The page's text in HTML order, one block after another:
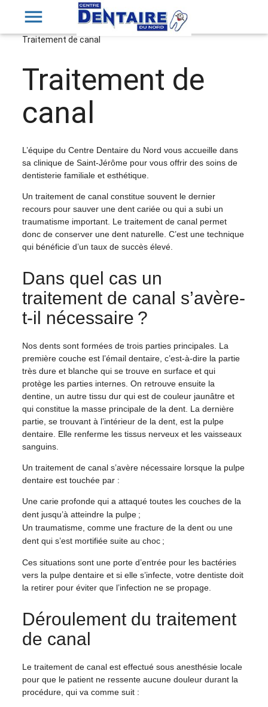
menu
Traitement de canal
Traitement de
canal
L’équipe du Centre Dentaire du Nord vous accueille dans
sa clinique de Saint-Jérôme pour vous offrir des soins de
dentisterie familiale et esthétique.
Un traitement de canal constitue souvent le dernier
recours pour sauver une dent cariée ou qui a subi un
traumatisme important. Le traitement de canal permet
donc de conserver une dent naturelle. C’est une technique
qui bénéficie d’un taux de succès élevé.
Dans quel cas un
traitement de canal s’avère-
t-il nécessaire ?
Nos dents sont formées de trois parties principales. La
première couche est l’émail dentaire, c’est-à-dire la partie
très dure et blanche qui se trouve en surface et qui
protège les parties internes. On retrouve ensuite la
dentine, un autre tissu dur qui est de couleur jaunâtre et
qui constitue la masse principale de la dent. La dernière
partie, se trouvant à l’intérieur de la dent, est la pulpe
dentaire. Elle renferme les tissus nerveux et les vaisseaux
sanguins.
Un traitement de canal s’avère nécessaire lorsque la pulpe
dentaire est touchée par :
Une carie profonde qui a attaqué toutes les couches de la
dent jusqu’à atteindre la pulpe ;
Un traumatisme, comme une fracture de la dent ou une
dent qui s’est mortifiée suite au choc ;
Ces situations sont une porte d’entrée pour les bactéries
vers la pulpe dentaire et si elle s’infecte, votre dentiste doit
la retirer pour éviter que l’infection ne se propage.
Déroulement du traitement
de canal
Le traitement de canal est effectué sous anesthésie locale
pour que le patient ne ressente aucune douleur durant la
procédure, qui va comme suit :